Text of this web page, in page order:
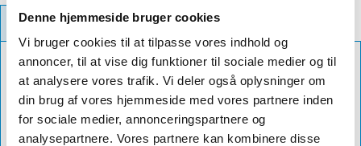
Denne hjemmeside bruger cookies
Vi bruger cookies til at tilpasse vores indhold og
annoncer, til at vise dig funktioner til sociale medier og til
at analysere vores trafik. Vi deler også oplysninger om
din brug af vores hjemmeside med vores partnere inden
for sociale medier, annonceringspartnere og
analysepartnere. Vores partnere kan kombinere disse
PRODUKTFAKTA
Farve
sort
Str
1120mm x 10m
Db Nummer
2310476